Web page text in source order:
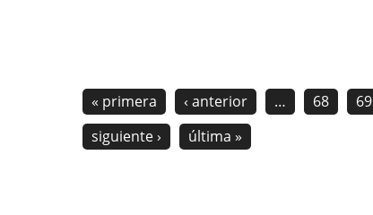
« primera ‹ anterior … 68 69
siguiente ›
última »